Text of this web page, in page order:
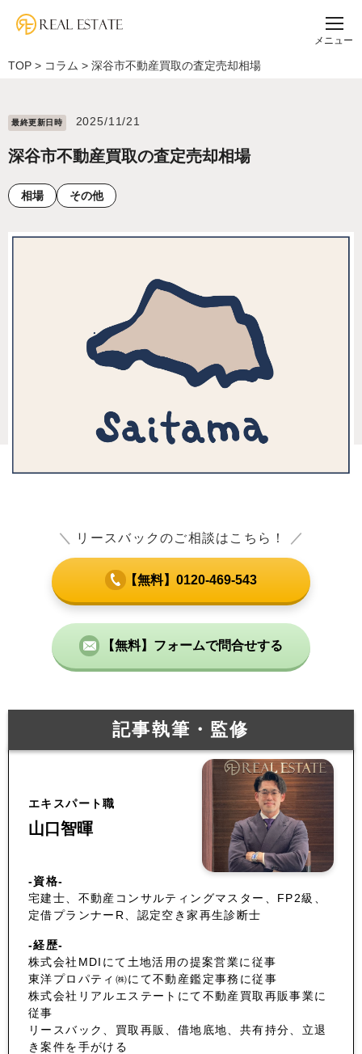
メニュー
TOP > コラム > 深谷市不動産買取の査定売却相場
最終更新⽇時 2025/11/21
深谷市不動産買取の査定売却相場
相場 その他
＼ リースバックのご相談はこちら！ ／
【無料】0120-469-543
【無料】フォームで問合せする
記事執筆・監修
エキスパート職
山口智暉
-資格-
宅建士、不動産コンサルティングマスター、FP2級、
定借プランナーR、認定空き家再生診断士
-経歴-
株式会社MDIにて土地活用の提案営業に従事
東洋プロパティ㈱にて不動産鑑定事務に従事
株式会社リアルエステートにて不動産買取再販事業に
従事
リースバック、買取再販、借地底地、共有持分、立退
き案件を手がける